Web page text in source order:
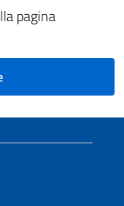
pagina